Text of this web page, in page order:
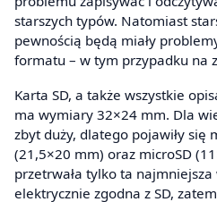
starszych typów. Natomiast
pewnością będą miały
formatu – w tym przypadku na
Karta SD, a także wszystkie
ma wymiary 32×24 mm. Dla
zbyt duży, dlatego pojawiły się
(21,5×20 mm) oraz microSD
przetrwała tylko ta najmniejsza
elektrycznie zgodna z SD,